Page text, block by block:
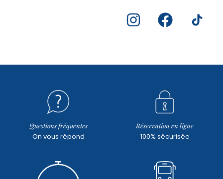
Questions fréquentes
On vous répond
Réservation en ligne
100% sécurisée